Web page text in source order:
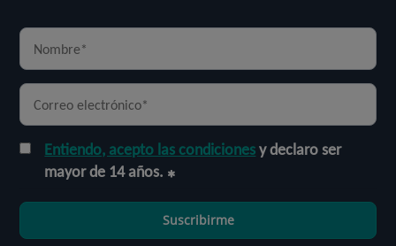
Entiendo, acepto las condicionesy declaro ser
mayor de 14 años.
Suscribirme